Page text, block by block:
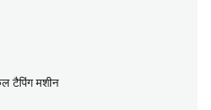
टैपिंग मशीन